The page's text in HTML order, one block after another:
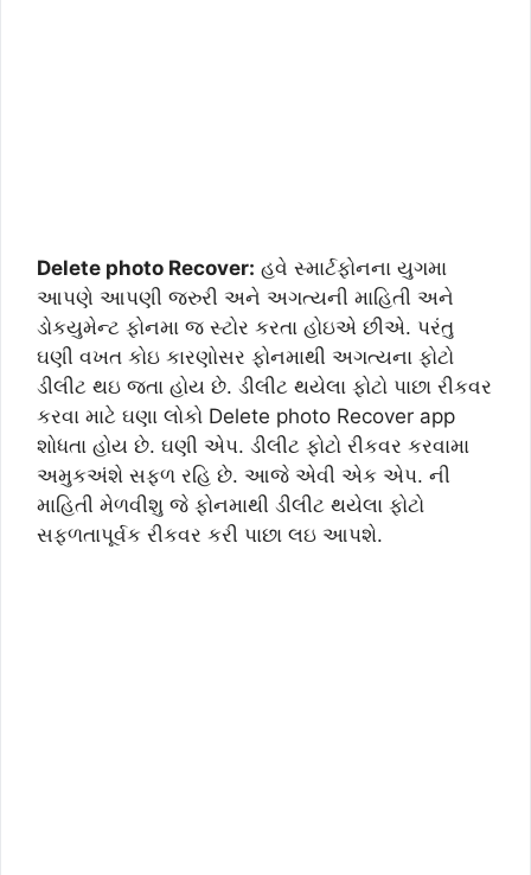
Delete photo Recover: હવે સ્માર્ટફોનના યુગમા
આપણે આપણી જરુરી અને અગત્યની માહિતી અને
ડોકયુમેન્ટ ફોનમા જ સ્ટોર કરતા હોઇએ છીએ. પરંતુ
ઘણી વખત કોઇ કારણોસર ફોનમાથી અગત્યના ફોટો
ડીલીટ થઇ જતા હોય છે. ડીલીટ થયેલા ફોટો પાછા રીકવર
કરવા માટે ઘણા લોકો Delete photo Recover app
શોધતા હોય છે. ઘણી એપ. ડીલીટ ફોટો રીકવર કરવામા
અમુકઅંશે સફળ રહિ છે. આજે એવી એક એપ. ની
માહિતી મેળવીશુ જે ફોનમાથી ડીલીટ થયેલા ફોટો
સફળતાપૂર્વક રીકવર કરી પાછા લઇ આપશે.